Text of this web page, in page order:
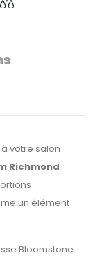
votre salon
Richmond
un élément
Bloomstone